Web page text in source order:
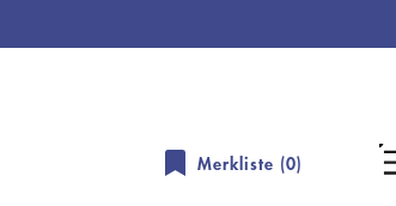
Merkliste (0)